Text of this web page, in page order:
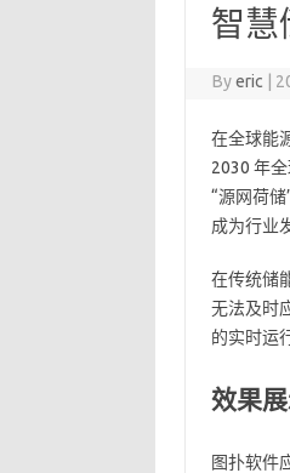
智慧
Byeric
在全球能
2030 年
“源网荷
成为行业
在传统储
无法及时
的实时运
效果
图扑软件